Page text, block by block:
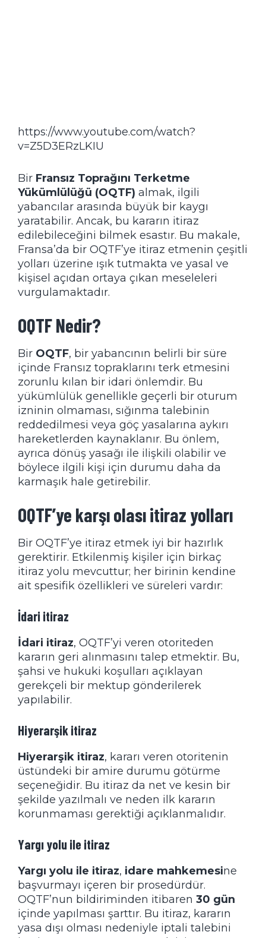
https://www.youtube.com/watch?
v=Z5D3ERzLKIU
Bir Fransız Toprağını Terketme
Yükümlülüğü (OQTF) almak, ilgili
yabancılar arasında büyük bir kaygı
yaratabilir. Ancak, bu kararın itiraz
edilebileceğini bilmek esastır. Bu makale,
Fransa’da bir OQTF’ye itiraz etmenin çeşitli
yolları üzerine ışık tutmakta ve yasal ve
kişisel açıdan ortaya çıkan meseleleri
vurgulamaktadır.
OQTF Nedir?
Bir OQTF, bir yabancının belirli bir süre
içinde Fransız topraklarını terk etmesini
zorunlu kılan bir idari önlemdir. Bu
yükümlülük genellikle geçerli bir oturum
izninin olmaması, sığınma talebinin
reddedilmesi veya göç yasalarına aykırı
hareketlerden kaynaklanır. Bu önlem,
ayrıca dönüş yasağı ile ilişkili olabilir ve
böylece ilgili kişi için durumu daha da
karmaşık hale getirebilir.
OQTF’ye karşı olası itiraz yolları
Bir OQTF’ye itiraz etmek iyi bir hazırlık
gerektirir. Etkilenmiş kişiler için birkaç
itiraz yolu mevcuttur; her birinin kendine
ait spesifik özellikleri ve süreleri vardır:
İdari itiraz
İdari itiraz, OQTF’yi veren otoriteden
kararın geri alınmasını talep etmektir. Bu,
şahsi ve hukuki koşulları açıklayan
gerekçeli bir mektup gönderilerek
yapılabilir.
Hiyerarşik itiraz
Hiyerarşik itiraz, kararı veren otoritenin
üstündeki bir amire durumu götürme
seçeneğidir. Bu itiraz da net ve kesin bir
şekilde yazılmalı ve neden ilk kararın
korunmaması gerektiği açıklanmalıdır.
Yargı yolu ile itiraz
Yargı yolu ile itiraz, idare mahkemesine
başvurmayı içeren bir prosedürdür.
OQTF’nun bildiriminden itibaren 30 gün
içinde yapılması şarttır. Bu itiraz, kararın
yasa dışı olması nedeniyle iptali talebini